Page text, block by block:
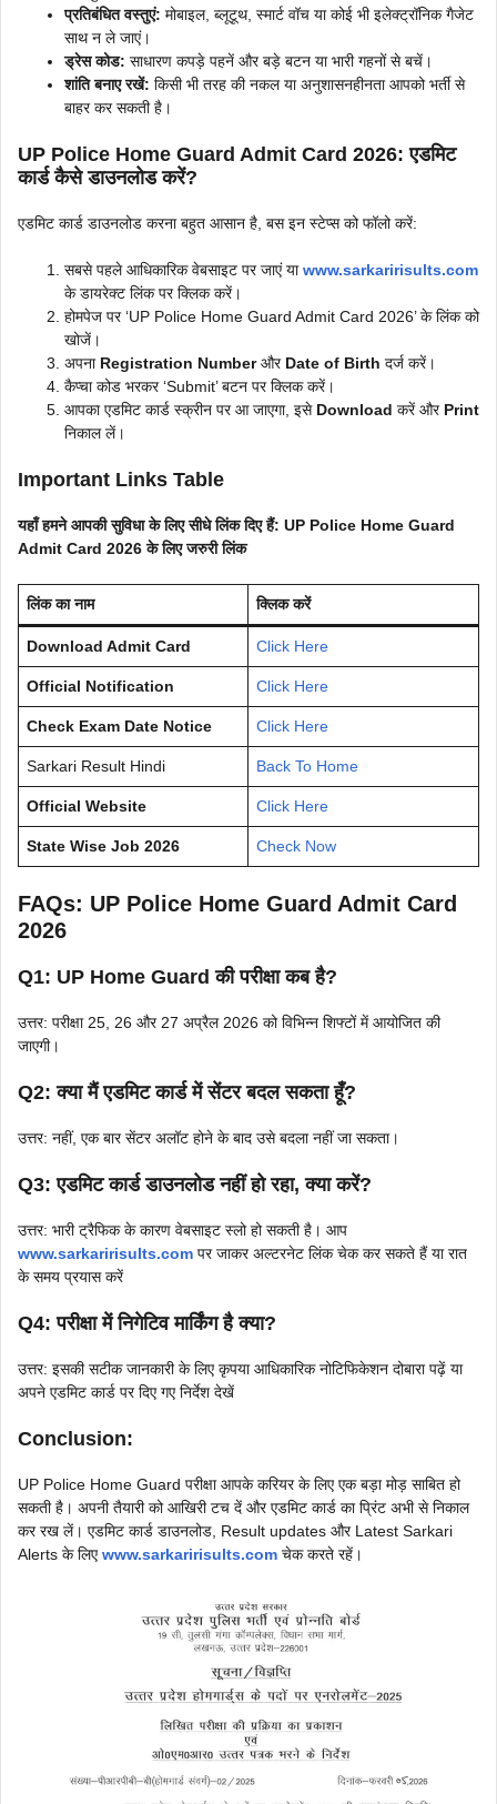
प्रतिबंधित वस्तुएं: मोबाइल, ब्लूटूथ, स्मार्ट वॉच या कोई भी इलेक्ट्रॉनिक गैजेट
साथ न ले जाएं।
ड्रेस कोड: साधारण कपड़े पहनें और बड़े बटन या भारी गहनों से बचें।
शांति बनाए रखें: किसी भी तरह की नकल या अनुशासनहीनता आपको भर्ती से
बाहर कर सकती है।
UP Police Home Guard Admit Card 2026: एडमिट
कार्ड कैसे डाउनलोड करें?
एडमिट कार्ड डाउनलोड करना बहुत आसान है, बस इन स्टेप्स को फॉलो करें:
सबसे पहले आधिकारिक वेबसाइट पर जाएं याwww.sarkaririsults.com
के डायरेक्ट लिंक पर क्लिक करें।
होमपेज पर ‘UP Police Home Guard Admit Card 2026’ के लिंक को
खोजें।
अपना Registration Numberऔर Date of Birth दर्ज करें।
कैप्चा कोड भरकर ‘Submit’ बटन पर क्लिक करें।
आपका एडमिट कार्ड स्क्रीन पर आ जाएगा, इसे Download करें और Print
निकाल लें।
Important Links Table
यहाँ हमने आपकी सुविधा के लिए सीधे लिंक दिए हैं: UP Police Home Guard
Admit Card 2026 के लिए जरुरी लिंक
लिंक का नाम क्लिक करें
Download Admit Card Click Here
Official Notification Click Here
Check Exam Date Notice Click Here
Sarkari Result Hindi Back To Home
Official Website Click Here
State Wise Job 2026 Check Now
FAQs: UP Police Home Guard Admit Card
2026
Q1: UP Home Guard की परीक्षा कब है?
उत्तर: परीक्षा 25, 26 और 27 अप्रैल 2026 को विभिन्न शिफ्टों में आयोजित की
जाएगी।
Q2: क्या मैं एडमिट कार्ड में सेंटर बदल सकता हूँ?
उत्तर: नहीं, एक बार सेंटर अलॉट होने के बाद उसे बदला नहीं जा सकता।
Q3: एडमिट कार्ड डाउनलोड नहीं हो रहा, क्या करें?
उत्तर: भारी ट्रैफिक के कारण वेबसाइट स्लो हो सकती है। आप
www.sarkaririsults.com पर जाकर अल्टरनेट लिंक चेक कर सकते हैं या रात
के समय प्रयास करें
Q4: परीक्षा में निगेटिव मार्किंग है क्या?
उत्तर: इसकी सटीक जानकारी के लिए कृपया आधिकारिक नोटिफिकेशन दोबारा पढ़ें या
अपने एडमिट कार्ड पर दिए गए निर्देश देखें
Conclusion:
UP Police Home Guard परीक्षा आपके करियर के लिए एक बड़ा मोड़ साबित हो
सकती है। अपनी तैयारी को आखिरी टच दें और एडमिट कार्ड का प्रिंट अभी से निकाल
कर रख लें। एडमिट कार्ड डाउनलोड, Result updates और Latest Sarkari
Alerts के लिएwww.sarkaririsults.com चेक करते रहें।